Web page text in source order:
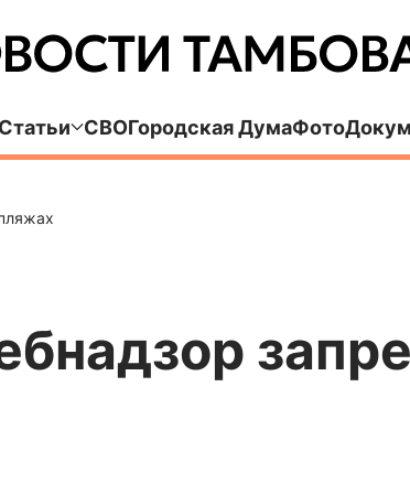
Статьи СВОГородская ДумаФото